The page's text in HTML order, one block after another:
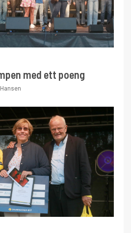
med ett poeng